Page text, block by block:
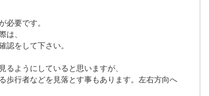
必要です。
は、
認をして下さい。
ようにしていると思いますが、
歩行者などを見落とす事もあります。左右方向へ